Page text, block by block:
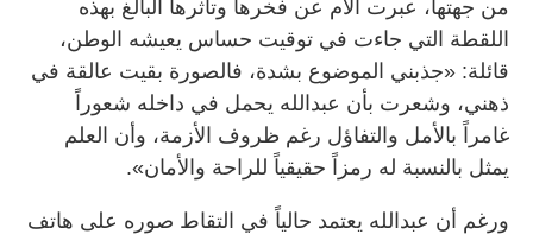
من جهتها، عبرت الأم عن فخرها وتأثرها البالغ بهذه
اللقطة التي جاءت في توقيت حساس يعيشه الوطن،
قائلة: «جذبني الموضوع بشدة، فالصورة بقيت عالقة في
ذهني، وشعرت بأن عبدالله يحمل في داخله شعوراً
غامراً بالأمل والتفاؤل رغم ظروف الأزمة، وأن العلم
يمثل بالنسبة له رمزاً حقيقياً للراحة والأمان».
ورغم أن عبدالله يعتمد حالياً في التقاط صوره على هاتف